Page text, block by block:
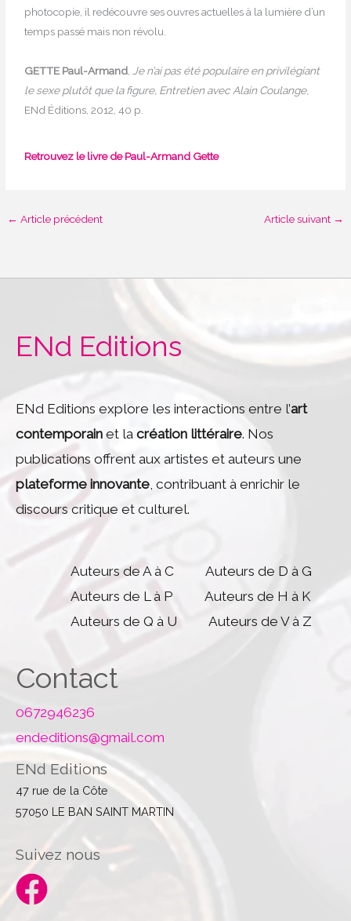
photocopie, il redécouvre ses ouvres actuelles à la lumière d’un
temps passé mais non révolu.
GETTE Paul-Armand,Je n’ai pas été populaire en privilégiant
le sexe plutôt que la figure, Entretien avecAlainCoulange,
ENd Éditions, 2012, 40 p.
Retrouvez le livre de Paul-Armand Gette
← Article précédent Article suivant →
ENd Editions
ENd Editions explore les interactions entre l’art
contemporain et la création littéraire. Nos
publications offrent aux artistes et auteurs une
plateforme innovante, contribuant à enrichir le
discours critique et culturel.
Auteurs de A à C
Auteurs de D à G
Auteurs de L à P
Auteurs de H à K
Auteurs de Q à U
Auteurs de V à Z
Contact
0672946236
endeditions@gmail.com
ENd Editions
47 rue de la Côte
57050 LE BAN SAINT MARTIN
Suivez nous